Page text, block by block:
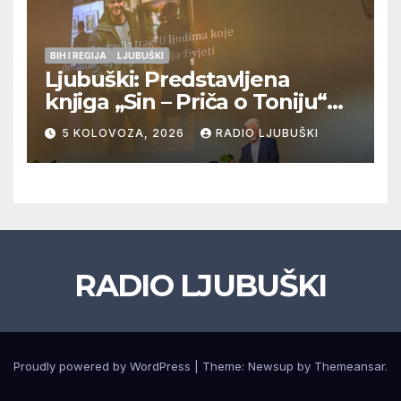
BIH I REGIJA LJUBUŠKI
Ljubuški: Predstavljena
knjiga „Sin – Priča o Toniju“
dr. sc. Zdenka Hercega
5 KOLOVOZA, 2026 RADIO LJUBUŠKI
RADIO LJUBUŠKI
Proudly powered by WordPress Theme: Newsup by Themeansar.